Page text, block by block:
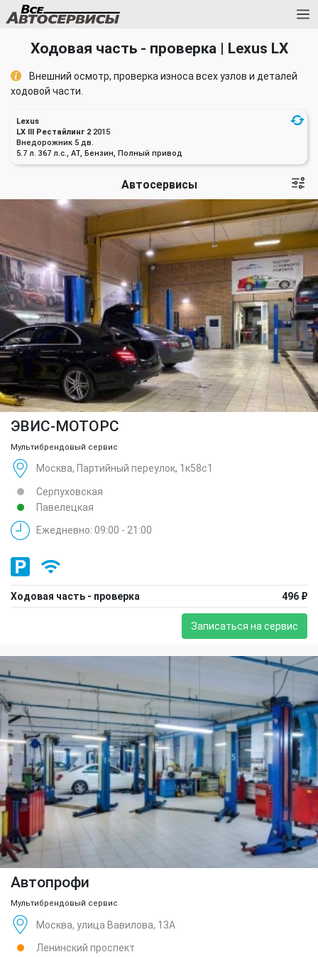
Ходовая часть - проверка | Lexus LX
Внешний осмотр, проверка износа всех узлов и деталей
ходовой части.
Lexus
LX III Рестайлинг 2 2015
Внедорожник 5 дв.
5.7 л. 367 л.с., AT, Бензин, Полный привод
Автосервисы
ЭВИС-МОТОРС
Мультибрендовый сервис
Москва, Партийный переулок, 1к58с1
Серпуховская
Павелецкая
Ежедневно: 09:00 - 21:00
Ходовая часть - проверка 496 ₽
Записаться на сервис
Автопрофи
Мультибрендовый сервис
Москва, улица Вавилова, 13А
Ленинский проспект